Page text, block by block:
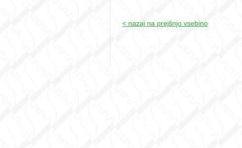
< nazaj na prejšnjo vsebino